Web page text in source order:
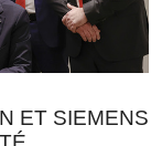
ET SIEMENS